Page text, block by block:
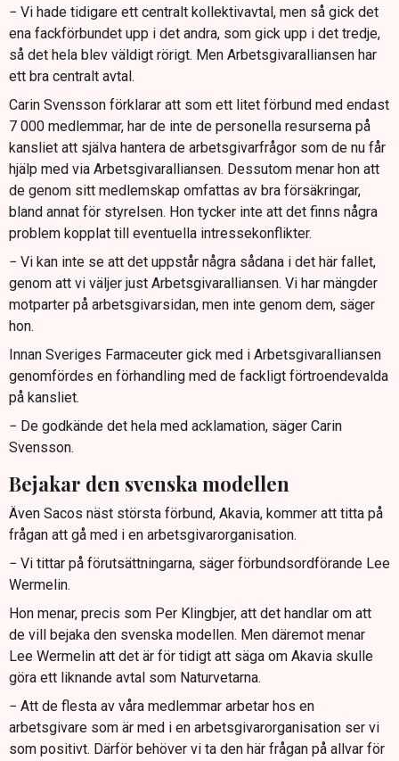
− Vi hade tidigare ett centralt kollektivavtal, men så gick det
ena fackförbundet upp i det andra, som gick upp i det tredje,
så det hela blev väldigt rörigt. Men Arbetsgivaralliansen har
ett bra centralt avtal.
Carin Svensson förklarar att som ett litet förbund med endast
7 000 medlemmar, har de inte de personella resurserna på
kansliet att själva hantera de arbetsgivarfrågor som de nu får
hjälp med via Arbetsgivaralliansen. Dessutom menar hon att
de genom sitt medlemskap omfattas av bra försäkringar,
bland annat för styrelsen. Hon tycker inte att det finns några
problem kopplat till eventuella intressekonflikter.
− Vi kan inte se att det uppstår några sådana i det här fallet,
genom att vi väljer just Arbetsgivaralliansen. Vi har mängder
motparter på arbetsgivarsidan, men inte genom dem, säger
hon.
Innan Sveriges Farmaceuter gick med i Arbetsgivaralliansen
genomfördes en förhandling med de fackligt förtroendevalda
på kansliet.
− De godkände det hela med acklamation, säger Carin
Svensson.
Bejakar den svenska modellen
Även Sacos näst största förbund, Akavia, kommer att titta på
frågan att gå med i en arbetsgivarorganisation.
− Vi tittar på förutsättningarna, säger förbundsordförande Lee
Wermelin.
Hon menar, precis som Per Klingbjer, att det handlar om att
de vill bejaka den svenska modellen. Men däremot menar
Lee Wermelin att det är för tidigt att säga om Akavia skulle
göra ett liknande avtal som Naturvetarna.
− Att de flesta av våra medlemmar arbetar hos en
arbetsgivare som är med i en arbetsgivarorganisation ser vi
som positivt. Därför behöver vi ta den här frågan på allvar för